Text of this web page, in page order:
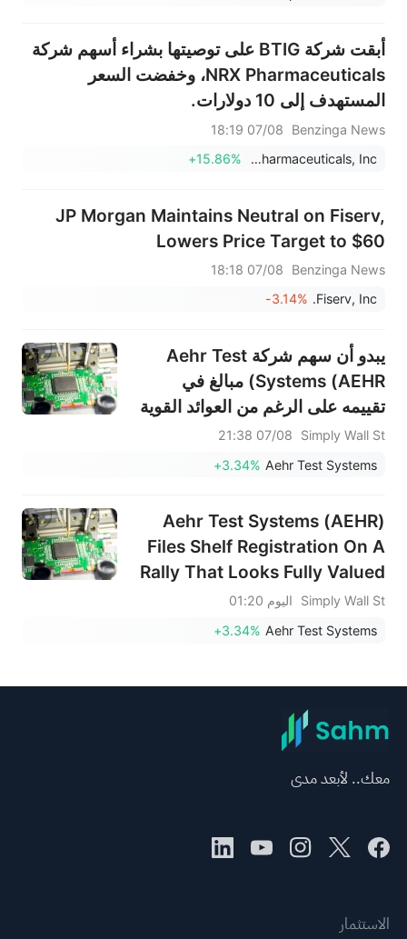
أبقت شركة BTIG على توصيتها بشراء أسهم شركة
NRX Pharmaceuticals، وخفضت السعر
المستهدف إلى 10 دولارات.
Benzinga News
07/08 18:19
NRX Pharmaceuticals, Inc.
+15.86%
JP Morgan Maintains Neutral on Fiserv,
Lowers Price Target to $60
Benzinga News
07/08 18:18
Fiserv, Inc.
-3.14%
يبدو أن سهم شركة Aehr Test
Systems (AEHR) مبالغ في
تقييمه على الرغم من العوائد القوية
والطلب على الذكاء الاصطناعي
Simply Wall St
07/08 21:38
Aehr Test Systems
+3.34%
Aehr Test Systems (AEHR)
Files Shelf Registration On A
Rally That Looks Fully Valued
Simply Wall St
اليوم 01:20
Aehr Test Systems
+3.34%
معك.. لأبعد مدى
الاستثمار